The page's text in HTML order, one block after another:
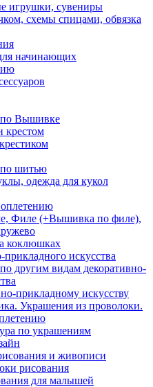
игрушки, сувениры
схемы спицами, обвязка
начинающих
Вышивке
шитью
одежда для кукол
Филе (+Вышивка по филе),
коклюшках
искусства
другим видам декоративно-
прикладному искусству
Украшения из проволоки.
по украшениям
и живописи
рисования
для малышей